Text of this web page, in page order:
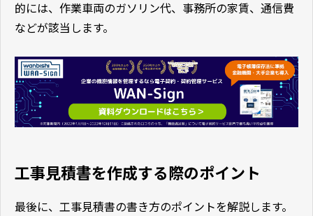
的には、作業車両のガソリン代、事務所の家賃、通信費
などが該当します。
工事見積書を作成する際のポイント
最後に、工事見積書の書き方のポイントを解説します。